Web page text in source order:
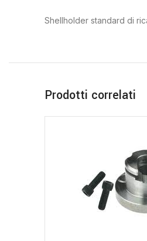
Shellholder standard di
Prodotti correlati